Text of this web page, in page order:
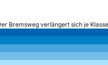
Bremsweg verlängert sich je